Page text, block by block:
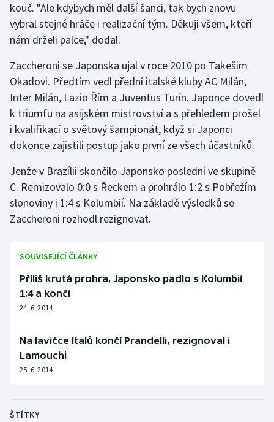
Golf
Gymnastika
Házená
Jezdectví
Judo
Lezení
Lyže a snowboard
Moderní pětiboj
Motorsport
Olympijské hry
Parasport
Plavání
kouč. "Ale kdybych měl další šanci, tak bych znovu
vybral stejné hráče i realizační tým. Děkuji všem, kteří
nám drželi palce," dodal.
Zaccheroni se Japonska ujal v roce 2010 po Takešim
Okadovi. Předtím vedl přední italské kluby AC Milán,
Inter Milán, Lazio Řím a Juventus Turín. Japonce dovedl
k triumfu na asijském mistrovství a s přehledem prošel
i kvalifikací o světový šampionát, když si Japonci
dokonce zajistili postup jako první ze všech účastníků.
Jenže v Brazílii skončilo Japonsko poslední ve skupině
C. Remizovalo 0:0 s Řeckem a prohrálo 1:2 s Pobřežím
slonoviny i 1:4 s Kolumbií. Na základě výsledků se
Zaccheroni rozhodl rezignovat.
SOUVISEJÍCÍ ČLÁNKY
Příliš krutá prohra, Japonsko padlo s Kolumbií
1:4 a končí
24. 6. 2014
Na lavičce Italů končí Prandelli, rezignoval i
Lamouchi
25. 6. 2014
ŠTÍTKY